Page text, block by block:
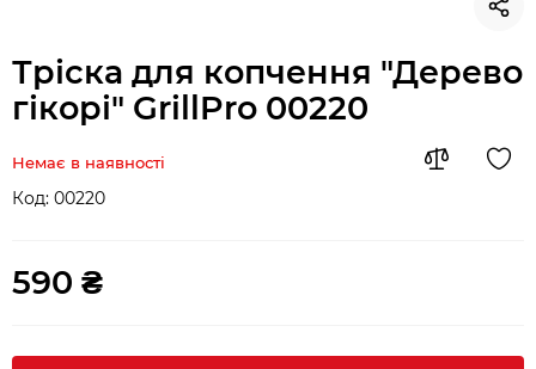
Тріска для копчення "Дерево
гікорі" GrillPro 00220
Немає в наявності
Код: 00220
590 ₴